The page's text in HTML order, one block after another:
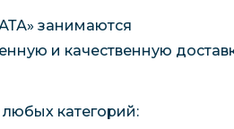
занимаются
и качественную
категорий: